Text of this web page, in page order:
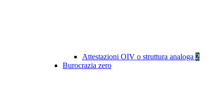
Attestazioni OIV o struttura analoga 2
Burocrazia zero